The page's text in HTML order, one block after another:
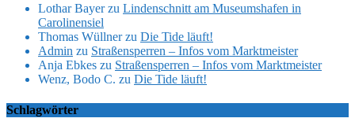
Lothar Bayerzu Lindenschnitt am Museumshafen in
Carolinensiel
Thomas Wüllnerzu Die Tide läuft!
Admin zu Straßensperren – Infos vom Marktmeister
Anja Ebkes zu Straßensperren – Infos vom Marktmeister
Wenz, Bodo C. zu Die Tide läuft!
Schlagwörter